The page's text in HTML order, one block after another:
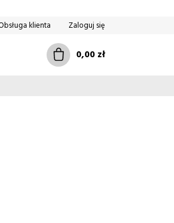
klienta Zaloguj się
0,00 zł